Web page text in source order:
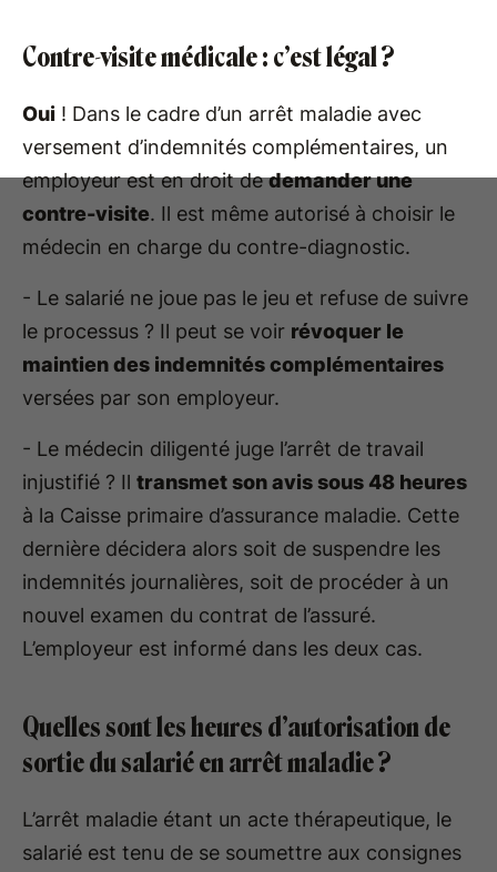
Contre-visite médicale : c’est légal ?
Oui ! Dans le cadre d’un arrêt maladie avec
versement d’indemnités complémentaires, un
employeur est en droit dedemander une
contre-visite. Il est même autorisé à choisir le
médecin en charge du contre-diagnostic.
- Le salarié ne joue pas le jeu et refuse de suivre
le processus ? Il peut se voir révoquer le
maintien des indemnités complémentaires
versées par son employeur.
- Le médecin diligenté juge l’arrêt de travail
injustifié ? Il transmet son avis sous 48 heures
à la Caisse primaire d’assurance maladie. Cette
dernière décidera alors soit de suspendre les
indemnités journalières, soit de procéder à un
nouvel examen du contrat de l’assuré.
L’employeur est informé dans les deux cas.
Quelles sont les heures d’autorisation de
sortie du salarié en arrêt maladie ?
L’arrêt maladie étant un acte thérapeutique, le
salarié est tenu de se soumettre aux consignes